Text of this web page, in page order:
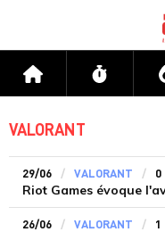
Accueil Flux
VALORANT
29/06 VALORANT 0
26/06 VALORANT 1